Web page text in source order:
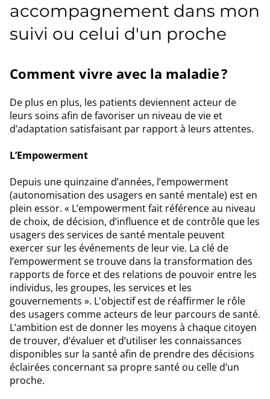
accompagnement dans mon
suivi ou celui d'un proche
Comment vivre avec la maladie ?
De plus en plus, les patients deviennent acteur de
leurs soins afin de favoriser un niveau de vie et
d’adaptation satisfaisant par rapport à leurs attentes.
L’Empowerment
Depuis une quinzaine d’années, l’empowerment
(autonomisation des usagers en santé mentale) est en
plein essor. « L’empowerment fait référence au niveau
de choix, de décision, d’influence et de contrôle que les
usagers des services de santé mentale peuvent
exercer sur les événements de leur vie. La clé de
l’empowerment se trouve dans la transformation des
rapports de force et des relations de pouvoir entre les
individus, les groupes, les services et les
gouvernements ». L'objectif est de réaffirmer le rôle
des usagers comme acteurs de leur parcours de santé.
L’ambition est de donner les moyens à chaque citoyen
de trouver, d’évaluer et d’utiliser les connaissances
disponibles sur la santé afin de prendre des décisions
éclairées concernant sa propre santé ou celle d’un
proche.